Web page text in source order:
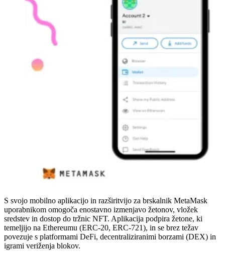
S svojo mobilno aplikacijo in razširitvijo za brskalnik MetaMask
uporabnikom omogoča enostavno izmenjavo žetonov, vložek
sredstev in dostop do tržnic NFT. Aplikacija podpira žetone, ki
temeljijo na Ethereumu (ERC-20, ERC-721), in se brez težav
povezuje s platformami DeFi, decentraliziranimi borzami (DEX) in
igrami veriženja blokov.